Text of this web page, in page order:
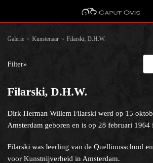
naar
Galerie » Kunstenaar » Filarski, D.H.W.
Filter»
Filarski, D.H.W.
Dirk Herman Willem Filarski werd op 15
Amsterdam geboren en is op 28 februari 1964
Filarski was leerling van de Quellinusschool
voor Kunstnijverheid in Amsterdam.
Zoeken
Kunstenaar